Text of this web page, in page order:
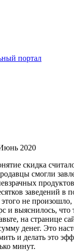
2020
скидка
смогли
заведений
не
и выяснилось,
на странице
денег. Это
и делать это
минут.